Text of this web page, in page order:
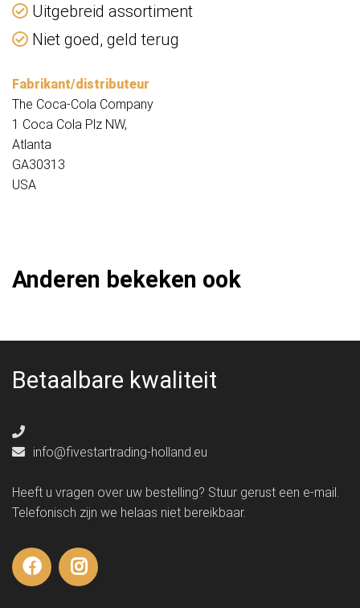
Uitgebreid assortiment
Niet goed, geld terug
Fabrikant/distributeur
The Coca-Cola Company
1 Coca Cola Plz NW,
Atlanta
GA30313
USA
Anderen bekeken ook
Betaalbare kwaliteit
info@fivestartrading-holland.eu
Heeft u vragen over uw bestelling? Stuur gerust een e-mail.
Telefonisch zijn we helaas niet bereikbaar.